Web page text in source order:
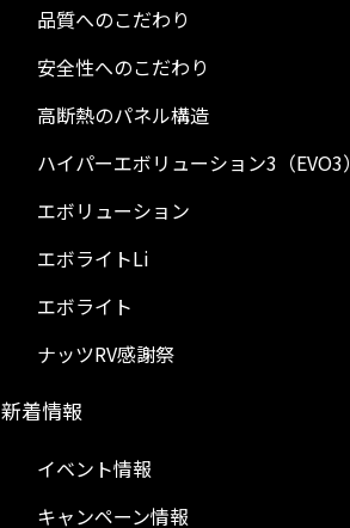
品質へのこだわり
安全性へのこだわり
高断熱のパネル構造
ハイパーエボリューション3（EVO3）
エボリューション
エボライトLi
エボライト
ナッツRV感謝祭
新着情報
イベント情報
キャンペーン情報